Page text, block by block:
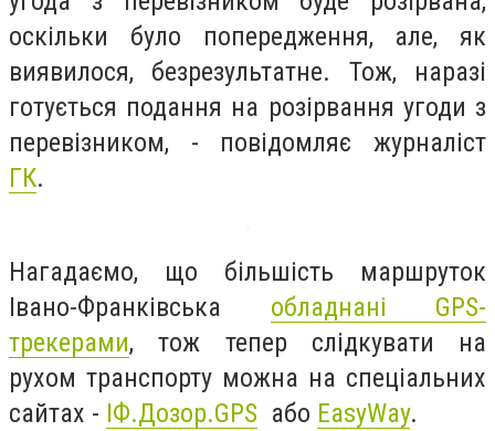
оскільки було попередження, але, як
виявилося, безрезультатне. Тож, наразі
готується подання на розірвання угоди з
перевізником, - повідомляє журналіст
ГК.
Нагадаємо, що більшість маршруток
Івано-Франківська обладнані GPS-
трекерами, тож тепер слідкувати на
рухом транспорту можна на спеціальних
сайтах - ІФ.Дозор.GPS або EasyWay.